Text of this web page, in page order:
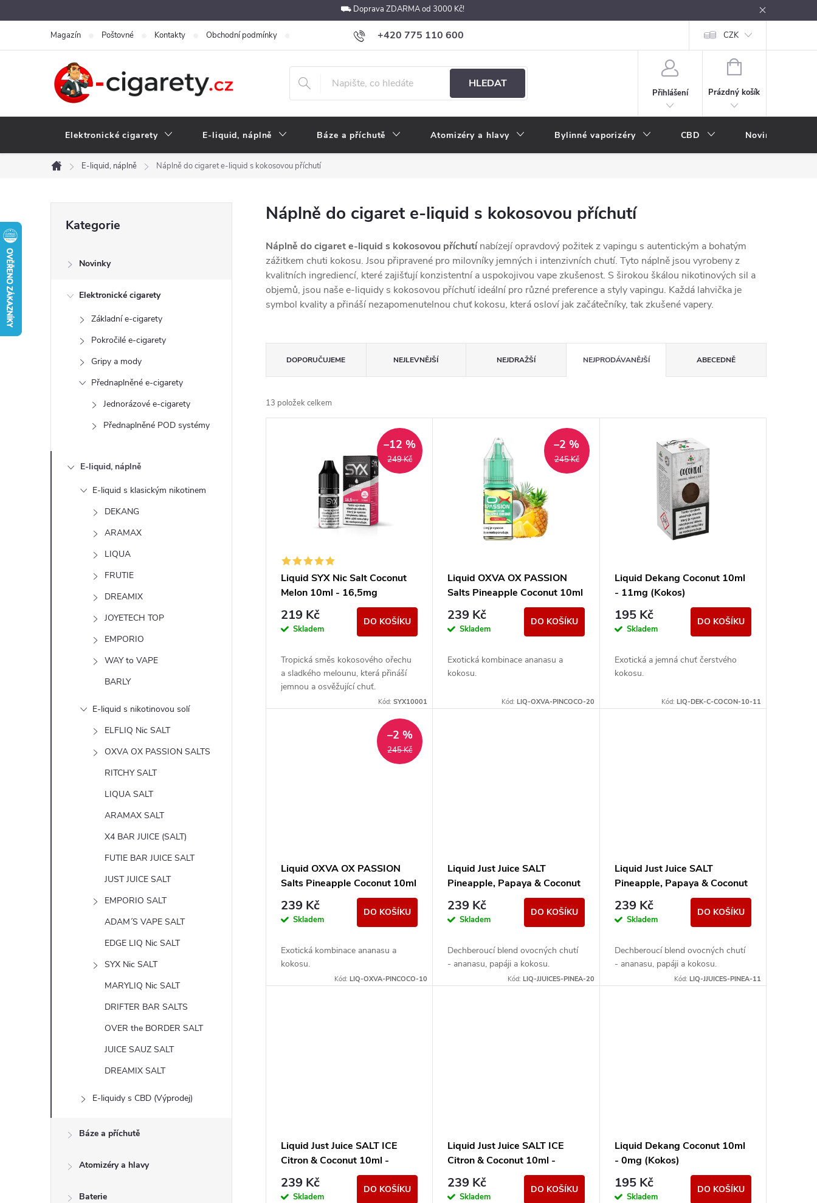
na
⛟ Doprava ZDARMA od 3000 Kč!
+420 775 110 600
obchod@e-cigarety.cz
Magazín Poštovné Kontakty Obchodní podmínky Podmínky ochrany osobních údajů Velkoobchod Vše o e-kouření Nákupní rádce
CZK
HLEDAT
Přihlášení
NÁKUPNÍ
Prázdný košík
Elektronické cigarety E-liquid, náplně Báze a příchutě Atomizéry a hlavy Bylinné vaporizéry CBD Novinky
Domů
E-liquid, náplně Náplně do cigaret e-liquid s kokosovou příchutí
í
kategorie
Kategorie
Novinky
Elektronické cigarety
Základní e-cigarety
Pokročilé e-cigarety
Gripy a mody
Přednaplněné e-cigarety
Jednorázové e-cigarety
Přednaplněné POD systémy
E-liquid, náplně
E-liquid s klasickým nikotinem
DEKANG
ARAMAX
LIQUA
FRUTIE
DREAMIX
JOYETECH TOP
EMPORIO
WAY to VAPE
BARLY
E-liquid s nikotinovou solí
ELFLIQ Nic SALT
OXVA OX PASSION SALTS
RITCHY SALT
LIQUA SALT
ARAMAX SALT
X4 BAR JUICE (SALT)
FUTIE BAR JUICE SALT
JUST JUICE SALT
EMPORIO SALT
ADAM´S VAPE SALT
EDGE LIQ Nic SALT
SYX Nic SALT
MARYLIQ Nic SALT
DRIFTER BAR SALTS
OVER the BORDER SALT
JUICE SAUZ SALT
DREAMIX SALT
E-liquidy s CBD (Výprodej)
Báze a příchutě
Atomizéry a hlavy
Baterie
Náplně do cigaret e-liquid s kokosovou příchutí
Náplně do cigaret e-liquid s kokosovou příchutínabízejí opravdový požitek z vapingu s autentickým a bohatým
zážitkem chuti kokosu. Jsou připravené pro milovníky jemných i intenzivních chutí. Tyto náplně jsou vyrobeny z
kvalitních ingrediencí, které zajišťují konzistentní a uspokojivou vape zkušenost. S širokou škálou nikotinových sil a
objemů, jsou naše e-liquidy s kokosovou příchutí ideální pro různé preference a styly vapingu. Každá lahvička je
symbol kvality a přináší nezapomenutelnou chuť kokosu, která osloví jak začátečníky, tak zkušené vapery.
a
z
DOPORUČUJEME NEJLEVNĚJŠÍ NEJDRAŽŠÍ NEJPRODÁVANĚJŠÍ ABECEDNĚ
13 položek celkem
u
249 Kč
–12 %
Liquid SYX Nic Salt Coconut
Melon 10ml - 16,5mg
219 Kč
Skladem
DO KOŠÍKU
Tropická směs kokosového ořechu
a sladkého melounu, která přináší
jemnou a osvěžující chuť.
Kód:SYX10001
245 Kč
–2 %
Liquid OXVA OX PASSION
Salts Pineapple Coconut 10ml
- 20mg
239 Kč
Skladem
DO KOŠÍKU
Exotická kombinace ananasu a
kokosu.
Kód: LIQ-OXVA-PINCOCO-20
Liquid Dekang Coconut 10ml
- 11mg (Kokos)
195 Kč
Skladem
DO KOŠÍKU
Exotická a jemná chuť čerstvého
kokosu.
Kód: LIQ-DEK-C-COCON-10-11
245 Kč
–2 %
Liquid OXVA OX PASSION
Salts Pineapple Coconut 10ml
- 10mg
239 Kč
Skladem
DO KOŠÍKU
Exotická kombinace ananasu a
kokosu.
Kód:LIQ-OXVA-PINCOCO-10
Liquid Just Juice SALT
Pineapple, Papaya & Coconut
10ml - 20mg
239 Kč
Skladem
DO KOŠÍKU
Dechberoucí blend ovocných chutí
- ananasu, papáji a kokosu.
Kód: LIQ-JJUICES-PINEA-20
Liquid Just Juice SALT
Pineapple, Papaya & Coconut
10ml - 11mg
239 Kč
Skladem
DO KOŠÍKU
Dechberoucí blend ovocných chutí
- ananasu, papáji a kokosu.
Kód: LIQ-JJUICES-PINEA-11
Liquid Just Juice SALT ICE
Citron & Coconut 10ml -
20mg
239 Kč
Skladem
DO KOŠÍKU
Liquid Just Juice SALT ICE
Citron & Coconut 10ml -
11mg
239 Kč
Skladem
DO KOŠÍKU
Liquid Dekang Coconut 10ml
- 0mg (Kokos)
195 Kč
Skladem
DO KOŠÍKU